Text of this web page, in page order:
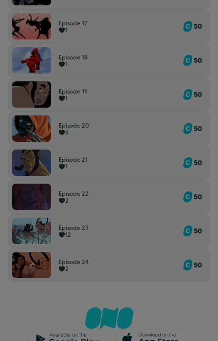
Episode 17
1
50
Episode 18
1
50
Episode 19
1
50
Episode 20
6
50
Episode 21
1
50
Episode 22
2
50
Episode 23
12
50
Episode 24
2
50